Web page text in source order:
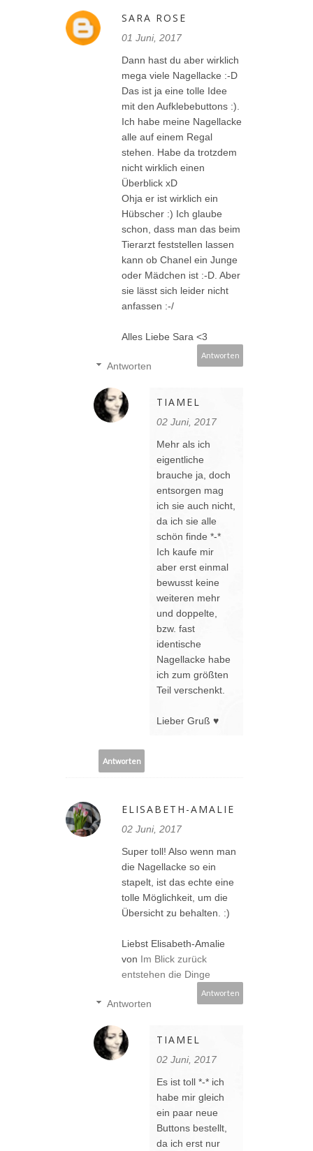
SARA ROSE
01 Juni, 2017
Dann hast du aber wirklich
mega viele Nagellacke :-D
Das ist ja eine tolle Idee
mit den Aufklebebuttons :).
Ich habe meine Nagellacke
alle auf einem Regal
stehen. Habe da trotzdem
nicht wirklich einen
Überblick xD
Ohja er ist wirklich ein
Hübscher :) Ich glaube
schon, dass man das beim
Tierarzt feststellen lassen
kann ob Chanel ein Junge
oder Mädchen ist :-D. Aber
sie lässt sich leider nicht
anfassen :-/
Alles Liebe Sara <3
Antworten
Antworten
TIAMEL
02 Juni, 2017
Mehr als ich
eigentliche
brauche ja, doch
entsorgen mag
ich sie auch nicht,
da ich sie alle
schön finde *-*
Ich kaufe mir
aber erst einmal
bewusst keine
weiteren mehr
und doppelte,
bzw. fast
identische
Nagellacke habe
ich zum größten
Teil verschenkt.
Lieber Gruß ♥
Antworten
ELISABETH-AMALIE
02 Juni, 2017
Super toll! Also wenn man
die Nagellacke so ein
stapelt, ist das echte eine
tolle Möglichkeit, um die
Übersicht zu behalten. :)
Liebst Elisabeth-Amalie
von Im Blick zurück
entstehen die Dinge
Antworten
Antworten
TIAMEL
02 Juni, 2017
Es ist toll *-* ich
habe mir gleich
ein paar neue
Buttons bestellt,
da ich erst nur